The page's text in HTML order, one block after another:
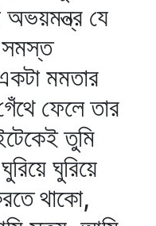
যে
মমতার
ফেলে তার
তুমি
ঘুরিয়ে
থাকো,